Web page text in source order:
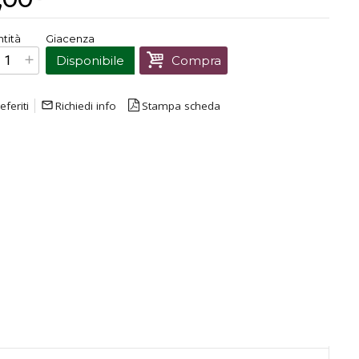
Prezzo finale:€15,00
Giacenza
Disponibile Compra
mail_outline Richiedi info Stampa scheda